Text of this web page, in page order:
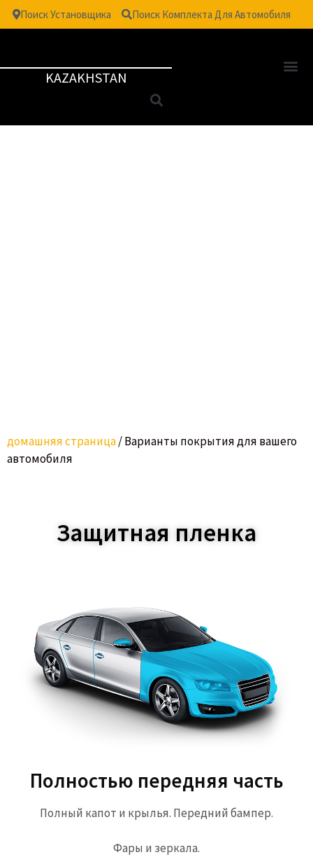
Поиск Установщика Поиск Комплекта Для Автомобиля
KAZAKHSTAN
домашняя страница/Варианты покрытия для вашего
автомобиля
Защитная пленка
Полностью передняя часть
Полный капот и крылья. Передний бампер.
Фары и зеркала.